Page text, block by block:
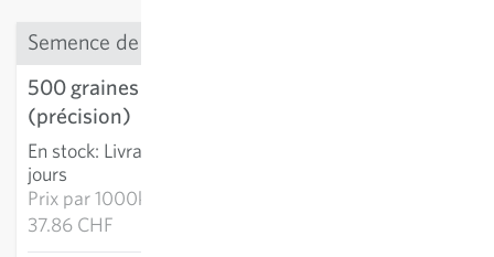
Semence de précision
500 graines
(précision)
En stock: Livraison 2-4
jours
Prix par1000k:
37.86 CHF